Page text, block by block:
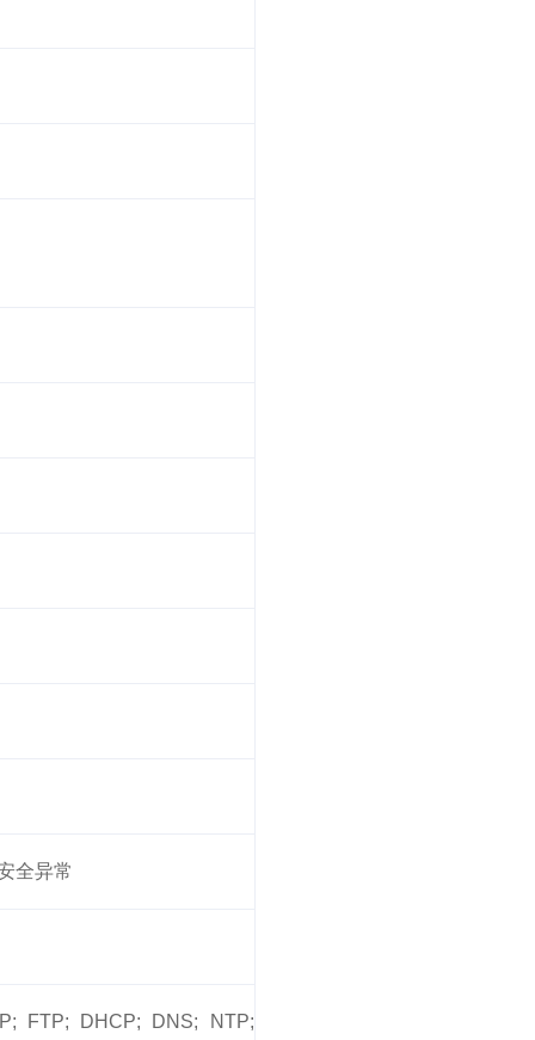
全异常
FTP; DHCP; DNS; NTP;